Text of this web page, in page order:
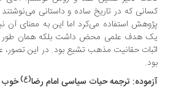
که در تاریخ ساده و داستانی می‌نوشتند از
استفاده می‌کرد اما این به معنای آن نیست
هدف علمی محض داشت بلکه همان طور که
حقانیت مذهب تشیع بود. در این تصور، علمی
ترجمه حیات سیاسی امام رضا(ع)خوب بود؟